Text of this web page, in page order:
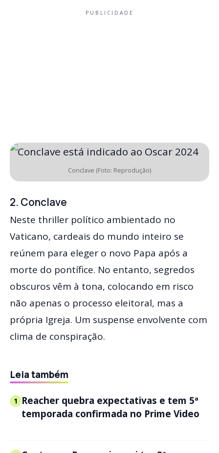
PUBLICIDADE
Conclave (Foto: Reprodução)
2. Conclave
Neste thriller político ambientado no
Vaticano, cardeais do mundo inteiro se
reúnem para eleger o novo Papa após a
morte do pontífice. No entanto, segredos
obscuros vêm à tona, colocando em risco
não apenas o processo eleitoral, mas a
própria Igreja. Um suspense envolvente com
clima de conspiração.
Leia também
1 Reacher quebra expectativas e tem 5ª
temporada confirmada no Prime Video